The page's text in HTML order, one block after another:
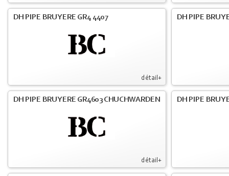
détail+
DH PIPE BRUYERE GR4 4407 DH PIPE
détail+
DH PIPE BRUYERE GR4603 CHUCHWARDEN DH PIPE